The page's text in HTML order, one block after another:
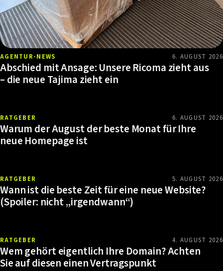
AGENTUR-NEWS 6. AUGUST 2026
Abschied mit Ansage: Unsere Ricoma zieht aus
– die neue Tajima zieht ein
RATGEBER 6. AUGUST 2026
Warum der August der beste Monat für Ihre
neue Homepage ist
RATGEBER 5. AUGUST 2026
Wann ist die beste Zeit für eine neue Website?
(Spoiler: nicht „irgendwann“)
RATGEBER 4. AUGUST 2026
Wem gehört eigentlich Ihre Domain? Achten
Sie auf diesen einen Vertragspunkt